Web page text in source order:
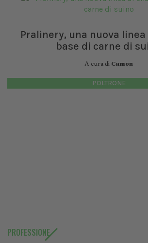
Pralinery, una nuova
base di carne di
A cura di Camon
POLTRONE
PROFESSIONE